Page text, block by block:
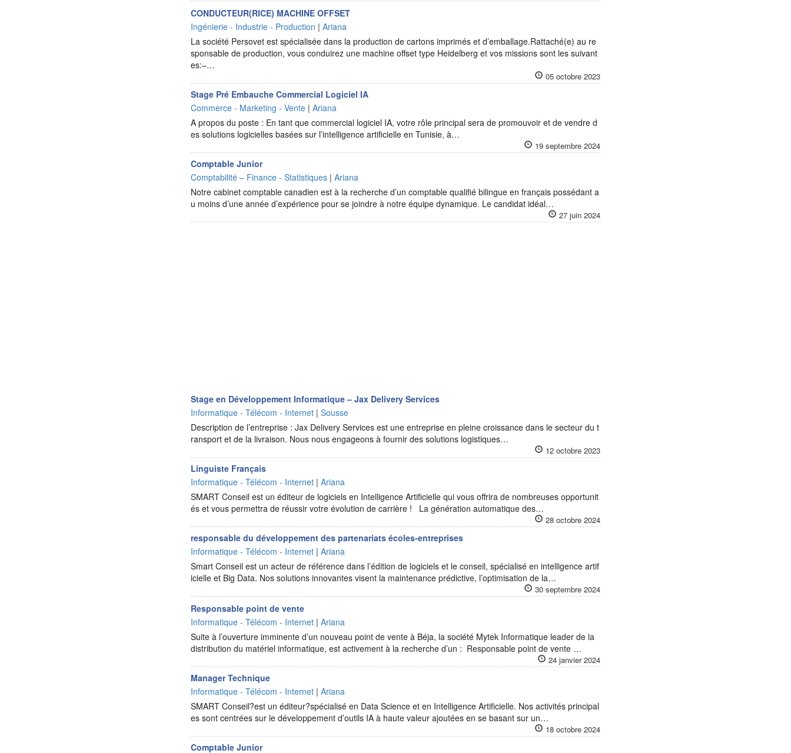
CONDUCTEUR(RICE) MACHINE OFFSET
Ingénierie - Industrie - Production |Ariana
La société Persovet est spécialisée dans la production de cartons imprimés et d’emballage.Rattaché(e) au re
sponsable de production, vous conduirez une machine offset type Heidelberg et vos missions sont les suivant
es:–…
05 octobre 2023
Stage Pré Embauche Commercial Logiciel IA
Commerce - Marketing - Vente |Ariana
A propos du poste : En tant que commercial logiciel IA, votre rôle principal sera de promouvoir et de vendre d
es solutions logicielles basées sur l’intelligence artificielle en Tunisie, à…
19 septembre 2024
Comptable Junior
Comptabilité – Finance - Statistiques |Ariana
Notre cabinet comptable canadien est à la recherche d’un comptable qualifié bilingue en français possédant a
u moins d’une année d’expérience pour se joindre à notre équipe dynamique. Le candidat idéal…
27 juin 2024
Stage en Développement Informatique – Jax Delivery Services
Informatique - Télécom - Internet |Sousse
Description de l’entreprise : Jax Delivery Services est une entreprise en pleine croissance dans le secteur du t
ransport et de la livraison. Nous nous engageons à fournir des solutions logistiques…
12 octobre 2023
Linguiste Français
Informatique - Télécom - Internet |Ariana
SMART Conseil est un éditeur de logiciels en Intelligence Artificielle qui vous offrira de nombreuses opportunit
és et vous permettra de réussir votre évolution de carrière ! La génération automatique des…
28 octobre 2024
responsable du développement des partenariats écoles-entreprises
Informatique - Télécom - Internet |Ariana
Smart Conseil est un acteur de référence dans l’édition de logiciels et le conseil, spécialisé en intelligence artif
icielle et Big Data. Nos solutions innovantes visent la maintenance prédictive, l’optimisation de la…
30 septembre 2024
Responsable point de vente
Informatique - Télécom - Internet |Ariana
Suite à l’ouverture imminente d’un nouveau point de vente à Béja, la société Mytek Informatique leader de la
distribution du matériel informatique, est activement à la recherche d’un : Responsable point de vente …
24 janvier 2024
Manager Technique
Informatique - Télécom - Internet |Ariana
SMART Conseil?est un éditeur?spécialisé en Data Science et en Intelligence Artificielle. Nos activités principal
es sont centrées sur le développement d’outils IA à haute valeur ajoutées en se basant sur un…
18 octobre 2024
Comptable Junior